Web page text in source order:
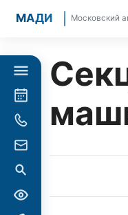
МАДИ Московский